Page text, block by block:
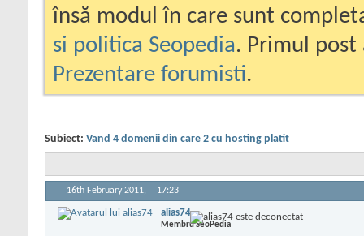
însă modul în care sunt
si politica Seopedia. Primul
Prezentare forumisti.
Subiect: Vand 4 domenii din care 2 cu hosting platit
16th February 2011, 17:23
alias74
Membru SeoPedia